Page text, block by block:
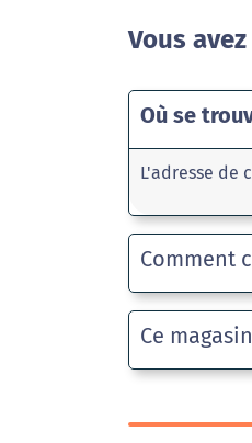
Vous
Où se
L'adresse de
Comment
Ce